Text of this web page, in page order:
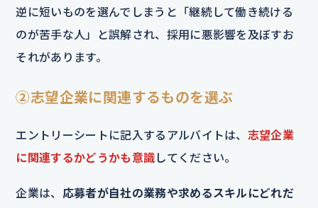
逆に短いものを選んでしまうと「継続して働き続ける
のが苦手な人」と誤解され、採用に悪影響を及ぼすお
それがあります。
②志望企業に関連するものを選ぶ
エントリーシートに記入するアルバイトは、 志望企業
に関連するかどうかも意識 してください。
企業は、 応募者が自社の業務や求めるスキルにどれだ